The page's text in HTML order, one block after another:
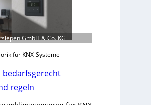
e
m
.
i
f
r
l
l
GmbH & Co. KG
für KNX-Systeme
bedarfsgerecht
regeln